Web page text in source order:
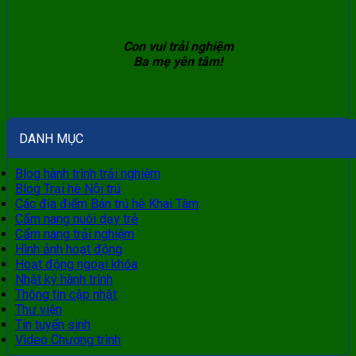
Con vui trải nghiệm
Ba mẹ yên tâm!
DANH MỤC
Blog hành trình trải nghiệm
Blog Trại hè Nội trú
Các địa điểm Bán trú hè Khai Tâm
Cẩm nang nuôi dạy trẻ
Cẩm nang trải nghiệm
Hình ảnh hoạt động
Hoạt động ngoại khóa
Nhật ký hành trình
Thông tin cập nhật
Thư viện
Tin tuyển sinh
Video Chương trình